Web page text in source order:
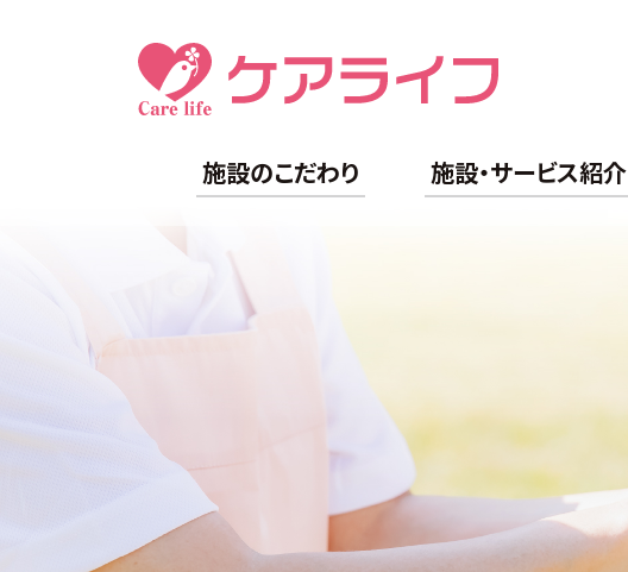
施設のこだわり 施設・サービス紹介